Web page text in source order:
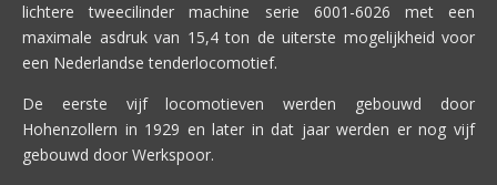
lichtere tweecilinder machine serie 6001-6026 met een
maximale asdruk van 15,4 ton de uiterste mogelijkheid voor
een Nederlandse tenderlocomotief.
De eerste vijf locomotieven werden gebouwd door
Hohenzollern in 1929 en later in dat jaar werden er nog vijf
gebouwd door Werkspoor.